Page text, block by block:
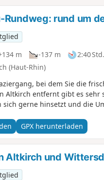
Rundweg: rund um
m -137 m 2:40 Std.
(Haut-Rhin)
bei dem Sie die
Altkirch entfernt gibt es sehr
sich gerne hinsetzt und die
GPX herunterladen
Altkirch und